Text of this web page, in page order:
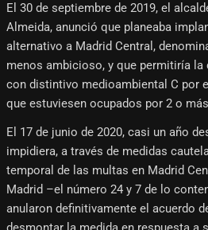
El 30 de septiembre de 2019, el
Almeida, anunció que planeaba
alternativo a Madrid Central,
menos ambicioso, y que permitiría
con distintivo medioambiental C por
que estuviesen ocupados por 2 o
El 17 de junio de 2020, casi un año
impidiera, a través de medidas
temporal de las multas en Madrid
Madrid –el número 24 y 7 de lo
anularon definitivamente el acuerdo